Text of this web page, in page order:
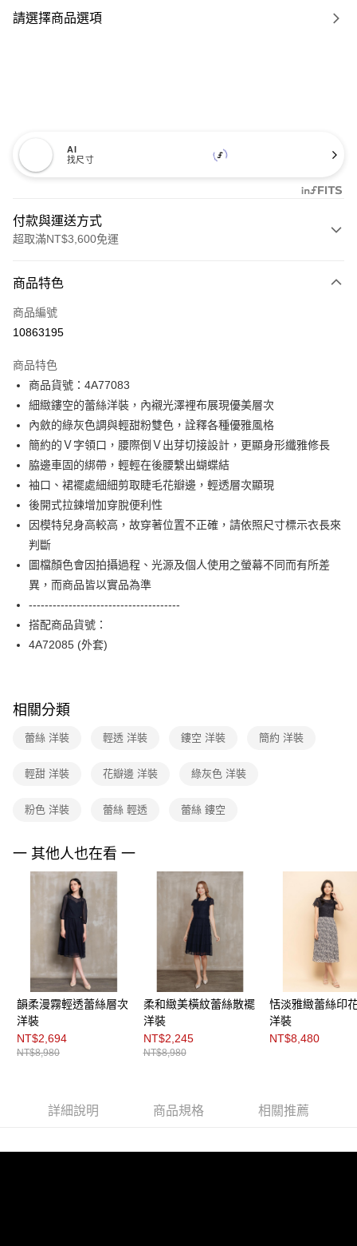
請選擇商品選項
AI
找尺寸
付款與運送方式
超取滿NT$3,600免運
信用卡一次付款
信用卡分期付款
合作金庫商業銀行
華南商業銀行
上海商業儲蓄銀行
台北富邦商業銀行
國泰世華商業銀行
兆豐國際商業銀行
臺灣中小企業銀行
台中商業銀行
匯豐（台灣）商業銀行
華泰商業銀行
聯邦商業銀行
遠東國際商業銀行
元大商業銀行
永豐商業銀行
玉山商業銀行
台新國際商業銀行
中國信託商業銀行
台灣樂天信用卡公司
超商取貨付款
LINE Pay
Apple Pay
街口支付
【關於「AFTEE先享後付」】
AFTEE先享後付是「在收到商品之後才付款」的支付方式。 讓您購物簡單
便利好安心！
１．簡單：不需註冊會員、不需綁卡、不需儲值。
２．便利：只要手機號碼，簡訊認證，即可結帳。
３．安心：先確認商品／服務後，再付款。
１．於結帳方式選擇「AFTEE先享後付」後，將跳轉至「AFTEE先享後付」
ATM／網路銀行／等多元方式進行付款，方視為交易完成。
購買商品的店家。未經商家同意取消之訂單仍視為有效，需透過AFTEE先享
是否繳費成功／繳費後需取消欲退款等相關疑問，請聯繫「AFTEE先享後付
易，需依本服務之必要範圍內提供個人資料，並將交易相關給付款項請求債
２．關於個人資料處理事宜，請瀏覽以下網址：
https://aftee.tw/terms/#terms3
３．未成年的使用者請事先徵得法定代理人或監護人之同意方可使用
「AFTEE先享後付」，若未經同意申辦者引起之損失，本公司不負相關責
４．使用「AFTEE先享後付」時，將依據個別帳號之用戶狀況，依本公司即
時審查核予不同之上限額度；若仍有額度不足之情形，本公司將視審查結果
請求用戶進行身份認證。
５．嚴禁一人註冊多個帳號或使用他人資訊註冊。若發現惡意使用之情形，
恩沛科技股份有限公司將有權停止該用戶之使用額度並採取法律行動。
ATM付款
運送方式
全家取貨付款
每筆NT$90，滿NT$3,600(含以上)免運費
7-11取貨付款
每筆NT$90，滿NT$3,600(含以上)免運費
黑貓宅配
每筆NT$200，滿NT$8,000(含以上)免運費
付款後門市自取
商品特色
商品編號
10863195
商品特色
商品貨號：4A77083
細緻鏤空的蕾絲洋裝，內襯光澤裡布展現優美層次
內斂的綠灰色調與輕甜粉雙色，詮釋各種優雅風格
簡約的Ｖ字領口，腰際倒Ｖ出芽切接設計，更顯身形纖雅修長
脇邊車固的綁帶，輕輕在後腰繫出蝴蝶結
袖口、裙襬處細細剪取睫毛花瓣邊，輕透層次顯現
後開式拉鍊增加穿脫便利性
因模特兒身高較高，故穿著位置不正確，請依照尺寸標示衣長來
判斷
圖檔顏色會因拍攝過程、光源及個人使用之螢幕不同而有所差
異，而商品皆以實品為準
--------------------------------------
搭配商品貨號：
4A72085 (外套)
相關分類
蕾絲 洋裝 輕透 洋裝 鏤空 洋裝 簡約 洋裝
輕甜 洋裝 花瓣邊 洋裝 綠灰色 洋裝
粉色 洋裝 蕾絲 輕透 蕾絲 鏤空
一 其他人也在看 一
韻柔漫霧輕透蕾絲層次
洋裝
NT$2,694
NT$8,980
柔和緻美橫紋蕾絲散襬
洋裝
NT$2,245
NT$8,980
恬淡雅緻蕾絲印
洋裝
NT$8,480
詳細說明 商品規格 相關推薦